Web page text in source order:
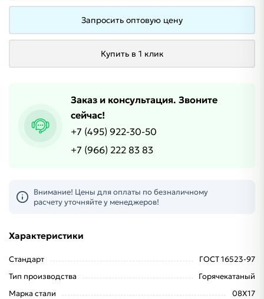
Запросить оптовую цену
Купить в 1 клик
Заказ и консультация. Звоните
сейчас!
+7 (495) 922-30-50
+7 (966) 222 83 83
Внимание! Цены для оплаты по безналичному
расчету уточняйте у менеджеров!
Характеристики
Стандарт
ГОСТ 16523-97
Тип производства
Горячекатаный
Марка стали
08Х17